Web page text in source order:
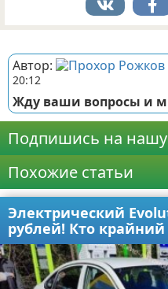
Автор:
20:12
Жду ваши вопросы и
Подпишись на нашу
Похожие статьи
Электрический
рублей! Кто крайний